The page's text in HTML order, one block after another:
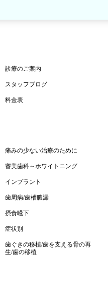
診療のご案内
スタッフブログ
料金表
痛みの少ない治療のために
審美歯科～ホワイトニング
インプラント
歯周病/歯槽膿漏
摂食嚥下
症状別
歯ぐきの移植/歯を支える骨の再
生/歯の移植